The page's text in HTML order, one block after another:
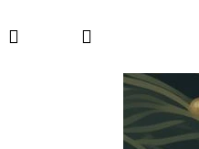
Razítka s
PřihlášeníNákupní